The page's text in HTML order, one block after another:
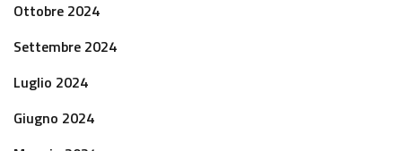
Ottobre 2024
Settembre 2024
Luglio 2024
Giugno 2024